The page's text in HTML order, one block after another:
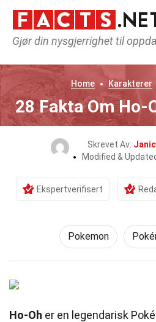
Gjør din nysgjerrighet til
Home Karakterer
28 Fakta Om Ho-
Skrevet Av:
Modified &
Ekspertverifisert
Pokemon
Ho-Oh er en legendarisk